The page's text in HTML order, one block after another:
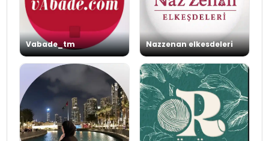
Vabade_tm Nazzenan elkesdeleri